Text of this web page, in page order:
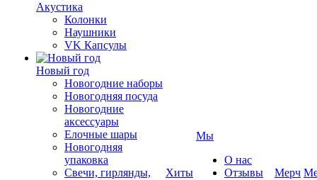
Акустика
Колонки
Наушники
VK Капсулы
Новый год
Новогодние наборы
Новогодняя посуда
Новогодние
аксессуары
Елочные шары
Новогодняя
упаковка
Свечи, гирлянды,
Хиты
Мы
О нас
Отзывы
Мерч